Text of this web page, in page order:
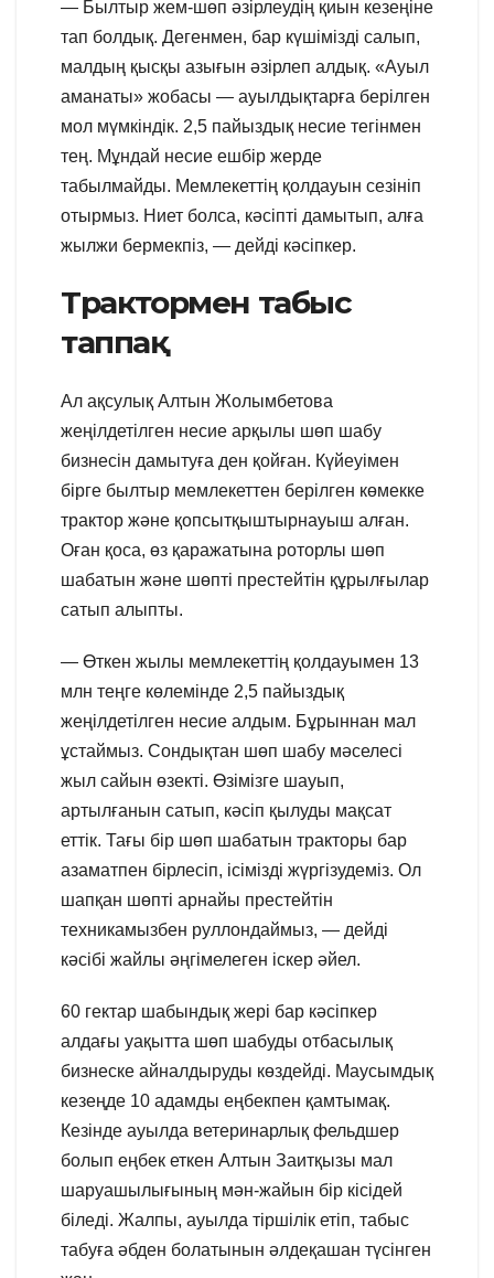
— Былтыр жем-шөп әзірлеудің қиын кезеңіне
тап болдық. Дегенмен, бар күшімізді салып,
малдың қысқы азығын әзірлеп алдық. «Ауыл
аманаты» жобасы — ауылдықтарға берілген
мол мүмкіндік. 2,5 пайыздық несие тегінмен
тең. Мұндай несие ешбір жерде
табылмайды. Мемлекеттің қолдауын сезініп
отырмыз. Ниет болса, кәсіпті дамытып, алға
жылжи бермекпіз, — дейді кәсіпкер.
Трактормен табыс
таппақ
Ал ақсулық Алтын Жолымбетова
жеңілдетілген несие арқылы шөп шабу
бизнесін дамытуға ден қойған. Күйеуімен
бірге былтыр мемлекеттен берілген көмекке
трактор және қопсытқыштырнауыш алған.
Оған қоса, өз қаражатына роторлы шөп
шабатын және шөпті престейтін құрылғылар
сатып алыпты.
— Өткен жылы мемлекеттің қолдауымен 13
млн теңге көлемінде 2,5 пайыздық
жеңілдетілген несие алдым. Бұрыннан мал
ұстаймыз. Сондықтан шөп шабу мәселесі
жыл сайын өзекті. Өзімізге шауып,
артылғанын сатып, кәсіп қылуды мақсат
еттік. Тағы бір шөп шабатын тракторы бар
азаматпен бірлесіп, ісімізді жүргізудеміз. Ол
шапқан шөпті арнайы престейтін
техникамызбен руллондаймыз, — дейді
кәсібі жайлы әңгімелеген іскер әйел.
60 гектар шабындық жері бар кәсіпкер
алдағы уақытта шөп шабуды отбасылық
бизнеске айналдыруды көздейді. Маусымдық
кезеңде 10 адамды еңбекпен қамтымақ.
Кезінде ауылда ветеринарлық фельдшер
болып еңбек еткен Алтын Заитқызы мал
шаруашылығының мән-жайын бір кісідей
біледі. Жалпы, ауылда тіршілік етіп, табыс
табуға әбден болатынын әлдеқашан түсінген